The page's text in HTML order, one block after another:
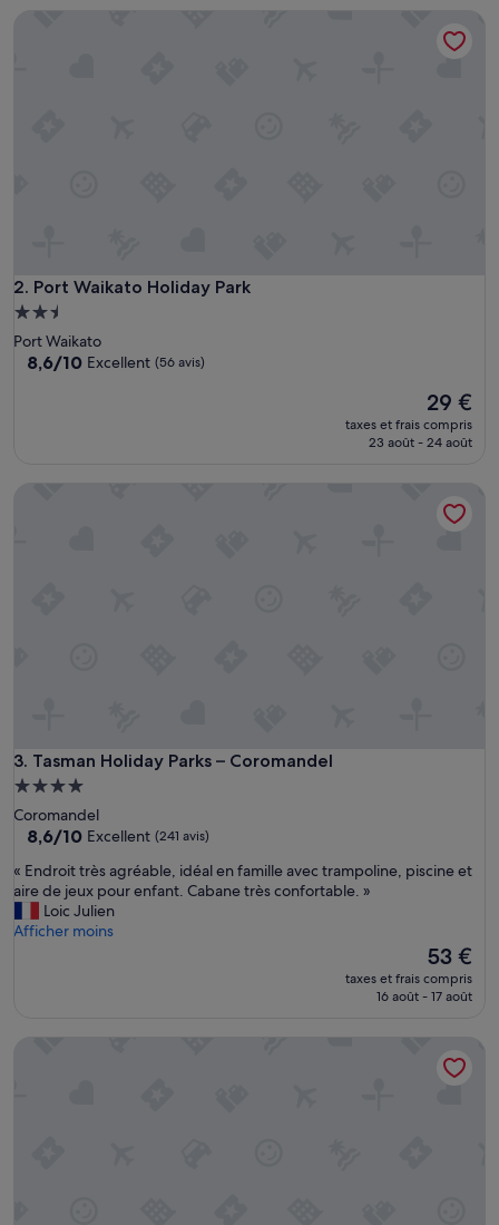
2. Port Waikato Holiday Park
Port Waikato Holiday Park
Hébergement
2.5 étoiles
Port Waikato
8.6
8,6/10 Excellent (56 avis)
Le
nouveau
prix
29 €
taxes et frais compris
23 août - 24 août
3. Tasman Holiday Parks – Coromandel
Tasman Holiday Parks – Coromandel
Hébergement
4.0 étoiles
Coromandel
8.6
10,
Excellent,
(241 avis)
8,6/10 Excellent (241 avis)
«
E
d
« Endroit très agréable, idéal en famille avec trampoline, piscine et
aire de jeux pour enfant. Cabane très confortable. »
Loic Julien
Afficher moins
Le
nouveau
prix
53 €
taxes et frais compris
16 août - 17 août